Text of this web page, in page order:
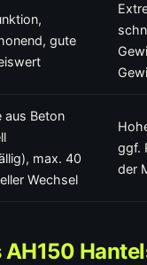
gute
aus Beton
max. 40
Wechsel
ggf.
der